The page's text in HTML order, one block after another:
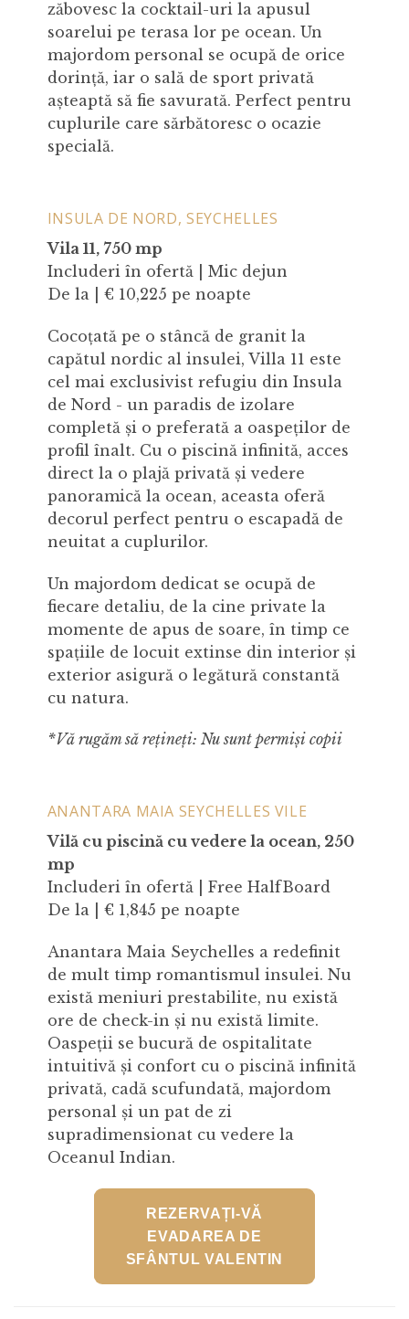
zăbovesc la cocktail-uri la apusul
soarelui pe terasa lor pe ocean. Un
majordom personal se ocupă de orice
dorință, iar o sală de sport privată
așteaptă să fie savurată. Perfect pentru
cuplurile care sărbătoresc o ocazie
specială.
INSULA DE NORD, SEYCHELLES
Vila 11, 750 mp
Includeri în ofertă | Mic dejun
De la | € 10,225 pe noapte
Cocoțată pe o stâncă de granit la
capătul nordic al insulei, Villa 11 este
cel mai exclusivist refugiu din Insula
de Nord - un paradis de izolare
completă și o preferată a oaspeților de
profil înalt. Cu o piscină infinită, acces
direct la o plajă privată și vedere
panoramică la ocean, aceasta oferă
decorul perfect pentru o escapadă de
neuitat a cuplurilor.
Un majordom dedicat se ocupă de
fiecare detaliu, de la cine private la
momente de apus de soare, în timp ce
spațiile de locuit extinse din interior și
exterior asigură o legătură constantă
cu natura.
*Vă rugăm să rețineți: Nu sunt permiși copii
ANANTARA MAIA SEYCHELLES VILE
Vilă cu piscină cu vedere la ocean, 250
mp
Includeri în ofertă | Free HalfBoard
De la | € 1,845 pe noapte
Anantara Maia Seychelles a redefinit
de mult timp romantismul insulei. Nu
există meniuri prestabilite, nu există
ore de check-in și nu există limite.
Oaspeții se bucură de ospitalitate
intuitivă și confort cu o piscină infinită
privată, cadă scufundată, majordom
personal și un pat de zi
supradimensionat cu vedere la
Oceanul Indian.
REZERVAȚI-VĂ
EVADAREA DE
SFÂNTUL VALENTIN